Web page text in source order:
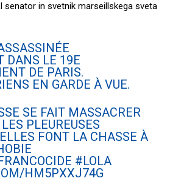
senator in svetnik marseillskega sveta
DANS LE 19E
DE PARIS.
EN GARDE À VUE.
SE FAIT MASSACRER
PLEUREUSES
FONT LA CHASSE À
#LOLA
HM5PXXJ74G